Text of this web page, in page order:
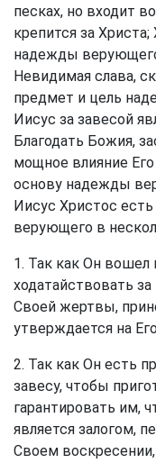
песках, но входит
крепится за
надежды
Невидимая слава,
предмет и цель
Иисус за завесой
Благодать Божия,
мощное влияние
основу надежды
Иисус Христос
верующего в
1. Так как Он вошел
ходатайствовать
Своей жертвы,
утверждается на
2. Так как Он есть
завесу, чтобы
гарантировать им,
является залогом,
Своем